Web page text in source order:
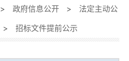
> 政府信息公开 >
法定主动公
> 招标文件提前公示